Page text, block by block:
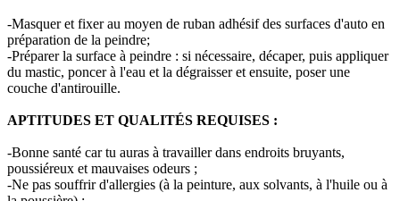
-Masquer et fixer au moyen de ruban adhésif des surfaces d'auto en
préparation de la peindre;
-Préparer la surface à peindre : si nécessaire, décaper, puis appliquer
du mastic, poncer à l'eau et la dégraisser et ensuite, poser une
couche d'antirouille.
APTITUDES ET QUALITÉS REQUISES :
-Bonne santé car tu auras à travailler dans endroits bruyants,
poussiéreux et mauvaises odeurs ;
-Ne pas souffrir d'allergies (à la peinture, aux solvants, à l'huile ou à